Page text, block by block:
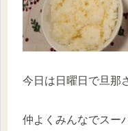
今日は日曜日で旦那
仲よくみんなでスー